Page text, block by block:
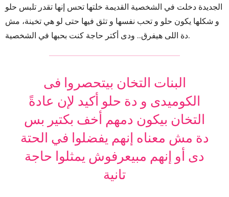
الجديدة دخلت في الشخصية القديمة خلتها تحس إنها تقدر تلبس حلو
و شكلها يكون حلو و تحب نفسها و تثق فيها حتى لو هي تخينة، مش
دة اللى هيفرق.. ودى أكتر حاجة كنت بحبها في الشخصية.
البنات التخان بيتحصروا فى
الكوميدى و دة حلو أكيد لإن عادةً
التخان بيكون دمهم أخف بكتير بس
دة مش معناه إنهم يفضلوا في الحتة
دى أو إنهم مبيعرفوش يمثلوا حاجة
تانية